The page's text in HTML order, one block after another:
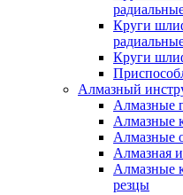
Круги
Круги
Алмазный
Алмазные
Алмазные
Алмазные
Алмазная
Алмазные
резцы